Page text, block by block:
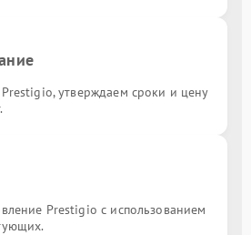
утверждаем сроки и цену
Prestigio с использованием